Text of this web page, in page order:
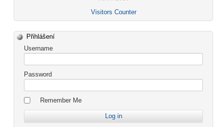
Visitors Counter
Přihlášení
Username
Password
Remember Me